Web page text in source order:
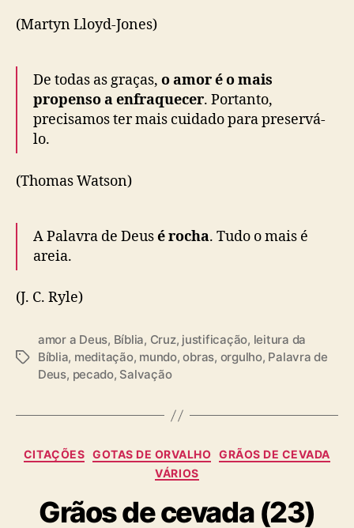
(Martyn Lloyd-Jones)
De todas as graças, o amor é o mais
propenso a enfraquecer. Portanto,
precisamos ter mais cuidado para preservá-
lo.
(Thomas Watson)
A Palavra de Deusé rocha. Tudo o mais é
areia.
(J. C. Ryle)
T
amor a Deus, Bíblia, Cruz, justificação, leitura da
Bíblia, meditação, mundo,obras, orgulho, Palavra de
Deus, pecado, Salvação
C
a
t
e
g
CITAÇÕES GOTAS DE ORVALHO
GRÃOS DE CEVADA
VÁRIOS
Grãos de cevada (23)